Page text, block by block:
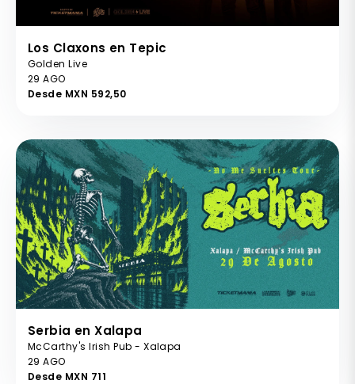
Los Claxons en Tepic
Golden Live
29 AGO
Desde MXN 592,50
Serbia en Xalapa
McCarthy's Irish Pub - Xalapa
29 AGO
Desde MXN 711